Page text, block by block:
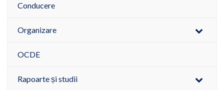
Conducere
Organizare
OCDE
Rapoarte și studii